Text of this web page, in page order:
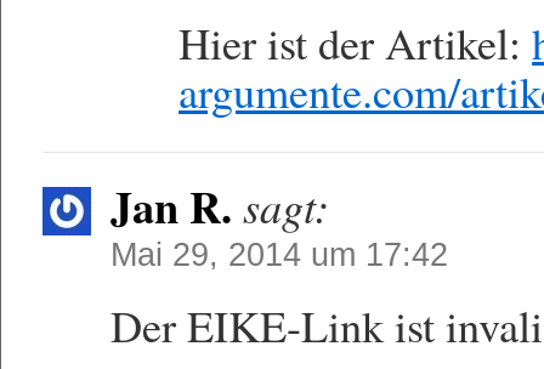
Hier ist der Artikel:
argumente.com/
Jan R. sagt:
Mai 29, 2014 um 17:42
Der EIKE-Link ist